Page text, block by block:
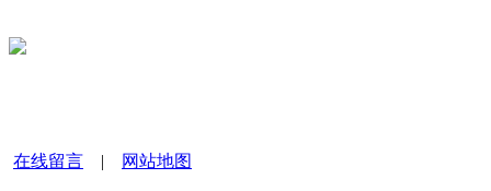
在线留言 | 网站地图